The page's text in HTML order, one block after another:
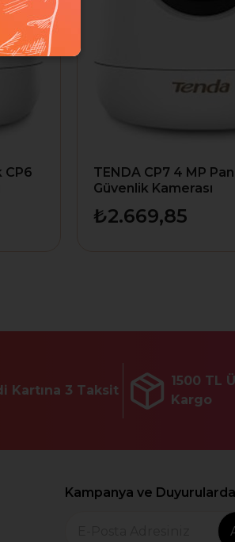
CP6
TENDA CP7 4 MP
Güvenlik Kamerası
₺2.669,85
Kartına 3 Taksit
1500 TL
Kargo
Kampanya ve